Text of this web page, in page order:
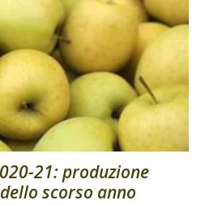
21: produzione
scorso anno